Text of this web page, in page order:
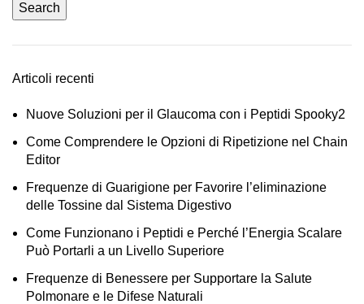
Search
Articoli recenti
Nuove Soluzioni per il Glaucoma con i Peptidi Spooky2
Come Comprendere le Opzioni di Ripetizione nel Chain
Editor
Frequenze di Guarigione per Favorire l’eliminazione
delle Tossine dal Sistema Digestivo
Come Funzionano i Peptidi e Perché l’Energia Scalare
Può Portarli a un Livello Superiore
Frequenze di Benessere per Supportare la Salute
Polmonare e le Difese Naturali